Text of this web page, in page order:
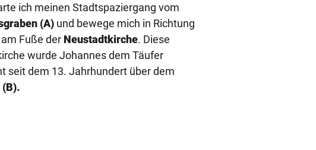
ich meinen Stadtspaziergang vom
(A) und bewege mich in Richtung
Fuße der Neustadtkirche. Diese
wurde Johannes dem Täufer
seit dem 13. Jahrhundert über dem